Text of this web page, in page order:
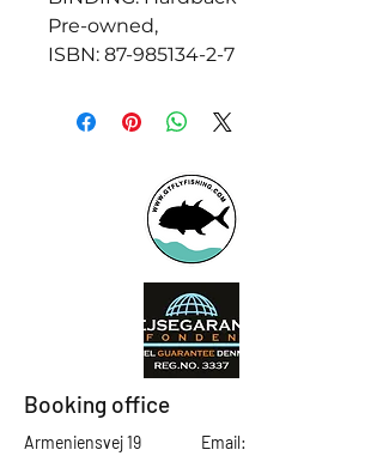
Pre-owned,
ISBN: 87-985134-2-7
Booking office
Armeniensvej 19
Email: